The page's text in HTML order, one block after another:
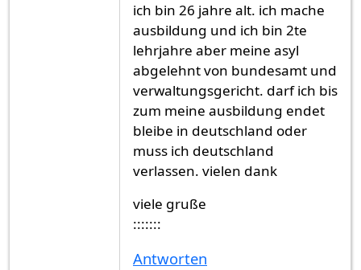
ich bin 26 jahre alt. ich mache
ausbildung und ich bin 2te
lehrjahre aber meine asyl
abgelehnt von bundesamt und
verwaltungsgericht. darf ich bis
zum meine ausbildung endet
bleibe in deutschland oder
muss ich deutschland
verlassen. vielen dank
viele gruße
:::::::
Antworten